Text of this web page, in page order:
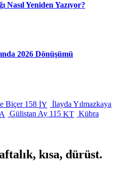
Nasıl Yeniden Yazıyor?
2026 Dönüşümü
Biçer 158 İY İlayda Yılmazkaya
Gülistan Ay 115 KT Kübra
kısa, dürüst.